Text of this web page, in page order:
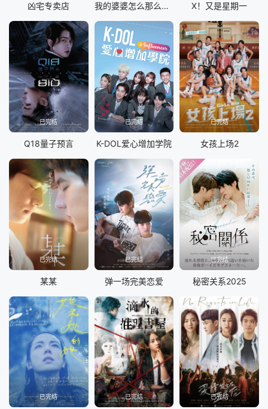
凶宅专卖店 我的婆婆怎么那么可爱2 X！又是星期一
已完结
Q18量子预言
已完结
K-DOL爱心增加学院
已完结
女孩上场2
已完结
某某
已完结
弹一场完美恋爱
已完结
秘密关系2025
已完结 已完结 已完结